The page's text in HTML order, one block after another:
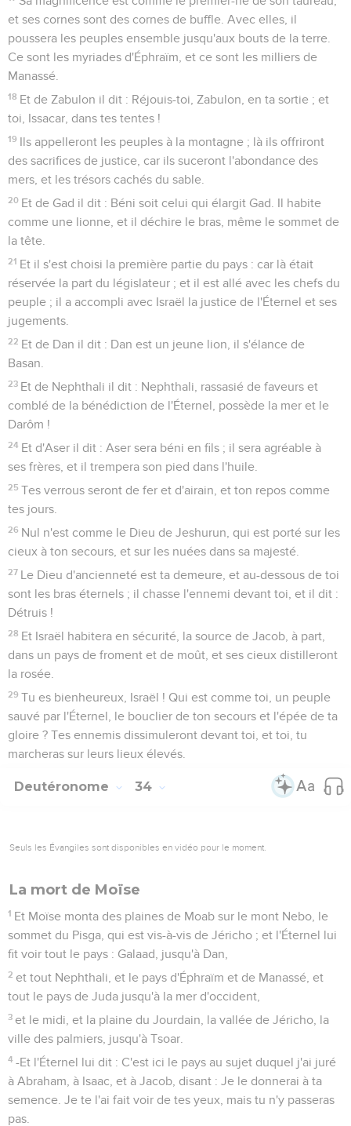
et ses cornes sont des cornes de buffle. Avec elles, il
poussera les peuples ensemble jusqu'aux bouts de la terre.
Ce sont les myriades d'Éphraïm, et ce sont les milliers de
Manassé.
18 Et de Zabulon il dit : Réjouis-toi, Zabulon, en ta sortie ; et
toi, Issacar, dans tes tentes !
19 Ils appelleront les peuples à la montagne ; là ils offriront
des sacrifices de justice, car ils suceront l'abondance des
mers, et les trésors cachés du sable.
20 Et de Gad il dit : Béni soit celui qui élargit Gad. Il habite
comme une lionne, et il déchire le bras, même le sommet de
la tête.
21 Et il s'est choisi la première partie du pays : car là était
réservée la part du législateur ; et il est allé avec les chefs du
peuple ; il a accompli avec Israël la justice de l'Éternel et ses
jugements.
22 Et de Dan il dit : Dan est un jeune lion, il s'élance de
Basan.
23 Et de Nephthali il dit : Nephthali, rassasié de faveurs et
comblé de la bénédiction de l'Éternel, possède la mer et le
Darôm !
24 Et d'Aser il dit : Aser sera béni en fils ; il sera agréable à
ses frères, et il trempera son pied dans l'huile.
25 Tes verrous seront de fer et d'airain, et ton repos comme
tes jours.
26 Nul n'est comme le Dieu de Jeshurun, qui est porté sur les
cieux à ton secours, et sur les nuées dans sa majesté.
27 Le Dieu d'ancienneté est ta demeure, et au-dessous de toi
sont les bras éternels ; il chasse l'ennemi devant toi, et il dit :
Détruis !
28 Et Israël habitera en sécurité, la source de Jacob, à part,
dans un pays de froment et de moût, et ses cieux distilleront
la rosée.
29 Tu es bienheureux, Israël ! Qui est comme toi, un peuple
sauvé par l'Éternel, le bouclier de ton secours et l'épée de ta
gloire ? Tes ennemis dissimuleront devant toi, et toi, tu
marcheras sur leurs lieux élevés.
Deutéronome 34
Seuls les Évangiles sont disponibles en vidéo pour le moment.
La mort de Moïse
1 Et Moïse monta des plaines de Moab sur le mont Nebo, le
sommet du Pisga, qui est vis-à-vis de Jéricho ; et l'Éternel lui
fit voir tout le pays : Galaad, jusqu'à Dan,
2 et tout Nephthali, et le pays d'Éphraïm et de Manassé, et
tout le pays de Juda jusqu'à la mer d'occident,
3 et le midi, et la plaine du Jourdain, la vallée de Jéricho, la
ville des palmiers, jusqu'à Tsoar.
4 -Et l'Éternel lui dit : C'est ici le pays au sujet duquel j'ai juré
à Abraham, à Isaac, et à Jacob, disant : Je le donnerai à ta
semence. Je te l'ai fait voir de tes yeux, mais tu n'y passeras
pas.